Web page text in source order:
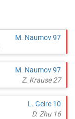
M. Naumov 97
M. Naumov 97
Z. Krause 27
L. Geire 10
D. Zhu 16